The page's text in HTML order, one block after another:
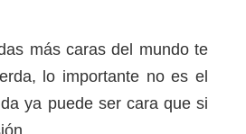
más caras del mundo te
lo importante no es el
ya puede ser cara que si